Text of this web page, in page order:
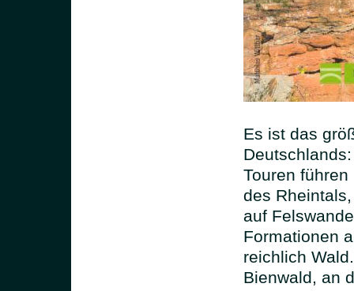
Es ist das
Touren
des
auf
Formationen
reichlich
Bienwald, an